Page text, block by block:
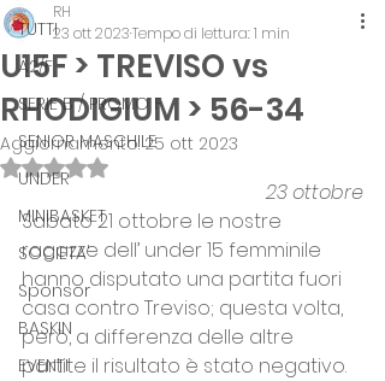
TUTTI
A2/F
SERIE B / PROMO F
SENIOR MASCHILE
UNDER
MINIBASKET
SOCIETA'
Sponsor
BASKIN
EVENTI
U15F > TREVISO vs
RHODIGIUM > 56-34
RH
23 ott 2023Tempo di lettura: 1 min
Aggiornamento:25 ott 2023
Valutazione NaN stelle su 5.
23 ottobre
Sabato 21 ottobre le nostre
ragazze dell’ under 15 femminile
hanno disputato una partita fuori
casa contro Treviso; questa volta,
però, a differenza delle altre
partite il risultato è stato negativo.